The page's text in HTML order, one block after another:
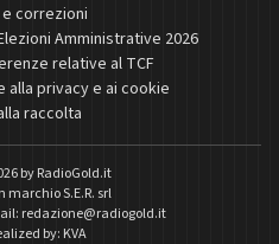
correzioni
Amministrative 2026
relative al TCF
privacy e ai cookie
raccolta
byRadioGold.it
marchio S.E.R. srl
redazione@radiogold.it
by: KVA